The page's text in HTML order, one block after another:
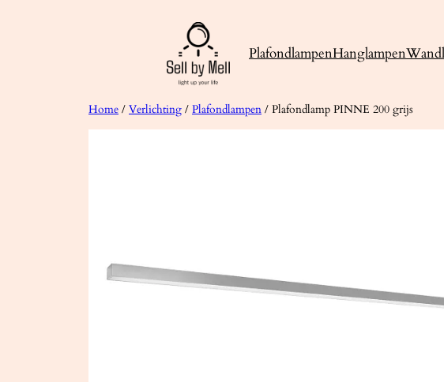
PlafondlampenHanglampen
Home / Verlichting / Plafondlampen / Plafondlamp PINNE 200 grijs